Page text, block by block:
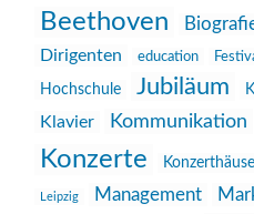
Beethoven
Dirigenten education
Hochschule Jubiläum
Klavier
Kommunikation
Konzerte
Leipzig Management